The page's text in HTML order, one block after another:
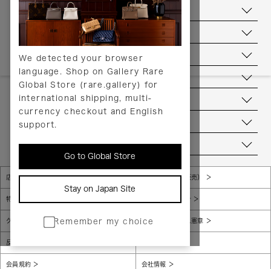
We detected your browser
language. Shop on Gallery Rare
Global Store (rare.gallery) for
international shipping, multi-
currency checkout and English
support.
Go to Global Store
Stay on Japan Site
Remember my choice
配送について
送料について
返品について
ヘルプ
お問い合わせ
当店について
店舗一覧 販売規約（店頭販売）
特定商取引法に基づく表示 個人情報保護方針
グローバルプライバシーポリシー コンプライアンス憲章
反社会的勢力に対する基本方針
会員規約 会社情報